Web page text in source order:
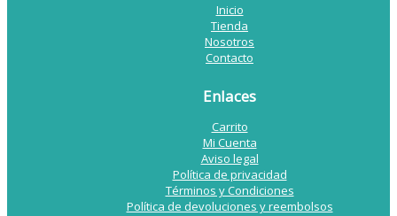
Inicio
Tienda
Nosotros
Contacto
Enlaces
Carrito
Mi Cuenta
Aviso legal
Política de privacidad
Términos y Condiciones
Política de devoluciones y reembolsos